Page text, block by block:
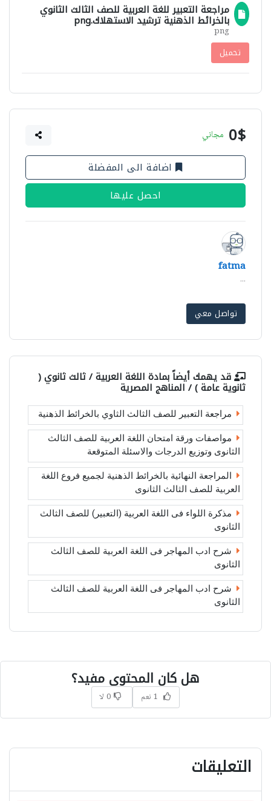
مراجعة التعبير للغة العربية للصف الثالث الثانوي
بالخرائط الذهنية ترشيد الاستهلاك.png
png
تحميل
0$ مجاني
اضافة الى المفضلة
احصل عليها
fatma
...
تواصل معي
قد يهمك أيضاً بمادة اللغة العربية / ثالث ثانوي (
ثانوية عامة ) / المناهج المصرية
مراجعة التعبير للصف الثالث الثاوي بالخرائط الذهنية
مواصفات ورقة امتحان اللغة العربية للصف الثالث
الثانوى وتوزيع الدرجات والاسئلة المتوقعة
المراجعة النهائية بالخرائط الذهنية لجميع فروع اللغة
العربية للصف الثالث الثانوى
مذكرة اللواء فى اللغة العربية (التعبير) للصف الثالث
الثانوى
شرح ادب المهاجر فى اللغة العربية للصف الثالث
الثانوى
شرح ادب المهاجر فى اللغة العربية للصف الثالث
الثانوى
هل كان المحتوى مفيد؟
1 نعم 0 لا
التعليقات